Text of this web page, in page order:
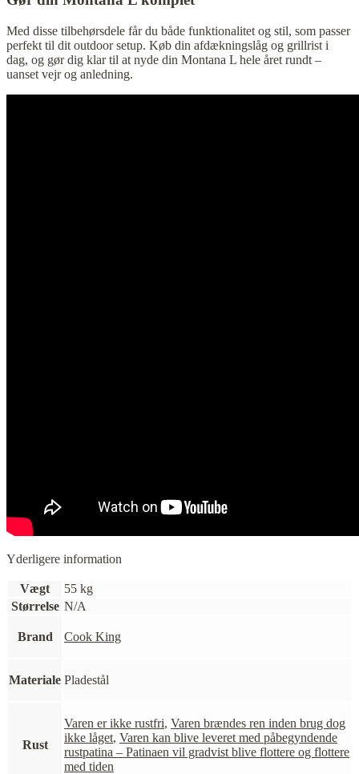
Med disse tilbehørsdele får du både funktionalitet og stil, som passer
perfekt til dit outdoor setup. Køb din afdækningslåg og grillrist i
dag, og gør dig klar til at nyde din Montana L hele året rundt –
uanset vejr og anledning.
Yderligere information
Vægt
55 kg
Størrelse N/A
Brand Cook King
Materiale Pladestål
Rust
Varen er ikke rustfri, Varen brændes ren inden brug dog
ikke låget, Varen kan blive leveret med påbegyndende
rustpatina – Patinaen vil gradvist blive flottere og flottere
med tiden